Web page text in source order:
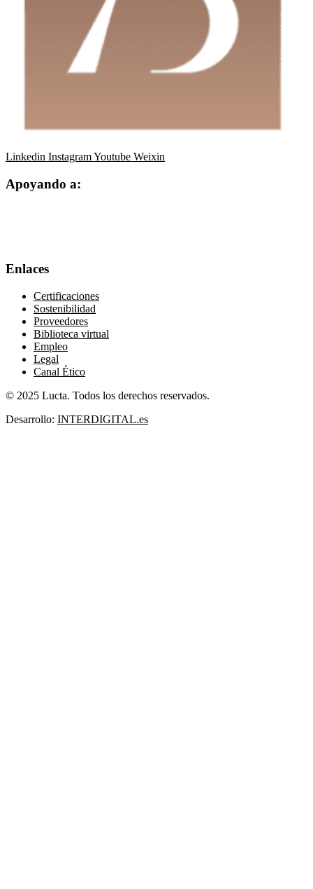
Linkedin InstagramYoutube Weixin
Apoyando a:
Enlaces
Certificaciones
Sostenibilidad
Proveedores
Biblioteca virtual
Empleo
Legal
Canal Ético
© 2025 Lucta. Todos los derechos reservados.
Desarrollo: INTERDIGITAL.es